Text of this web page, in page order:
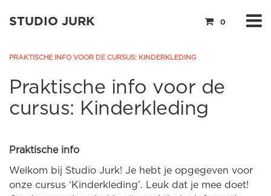
STUDIO JURK 0
PRAKTISCHE INFO VOOR DE CURSUS: KINDERKLEDING
Praktische info voor de
cursus: Kinderkleding
Praktische info
Welkom bij Studio Jurk! Je hebt je opgegeven voor
onze cursus ‘Kinderkleding’. Leuk dat je mee doet!